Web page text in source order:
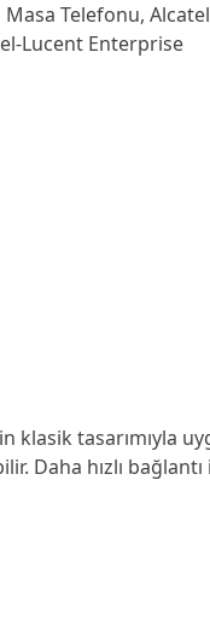
Masa Telefonu,
Lucent Enterprise
klasik tasarımıyla
Daha hızlı